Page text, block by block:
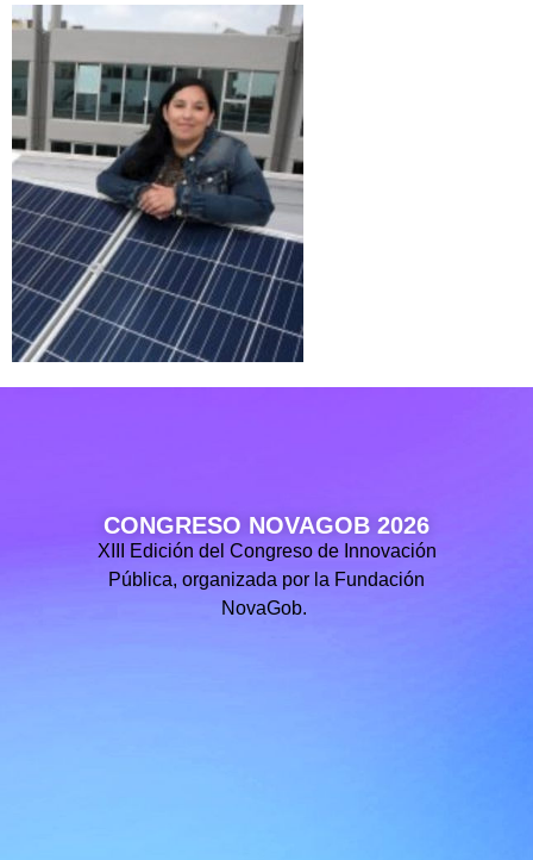
CONGRESO NOVAGOB 2026
XIII Edición del Congreso de Innovación
Pública, organizada por la Fundación
NovaGob.